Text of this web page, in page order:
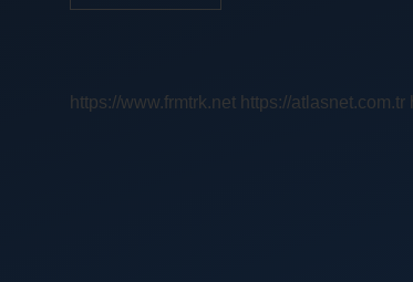
Kim
https://www.frmtrk.net https://atlasnet.com.tr